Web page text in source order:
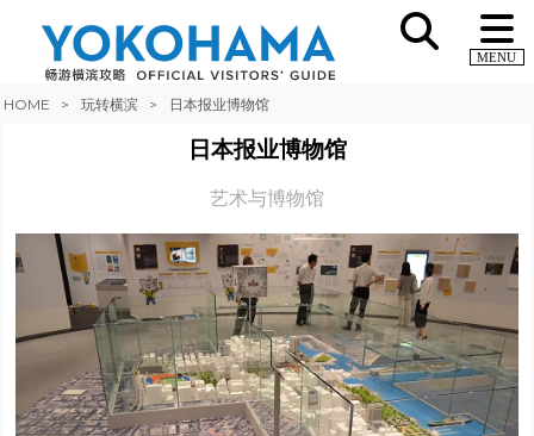
MENU
HOME 玩转横滨 日本报业博物馆
日本报业博物馆
艺术与博物馆